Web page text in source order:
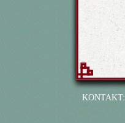
KONTAKT: